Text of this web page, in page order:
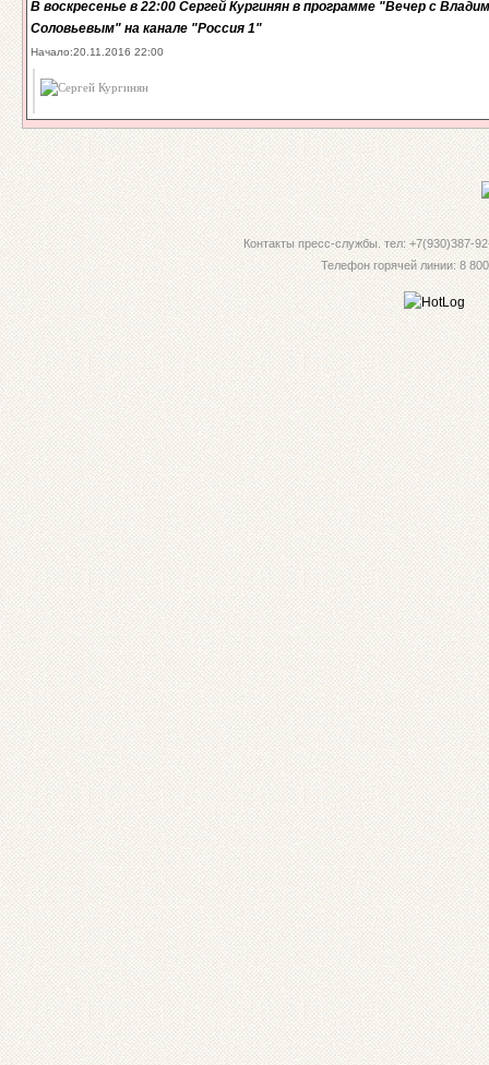
В воскресенье в 22:00 Сергей Кургинян в программе "Вечер с
Соловьевым" на канале "Россия 1"
Начало:20.11.2016 22:00
Контакты пресс-службы. тел: +7(930)387-
Телефон горячей линии: 8